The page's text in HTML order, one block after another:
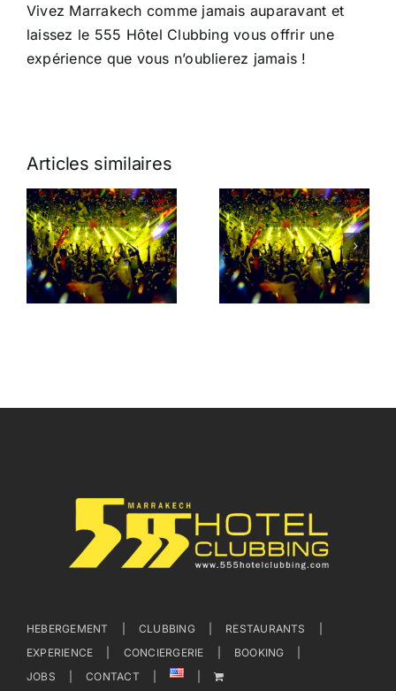
Vivez Marrakech comme jamais auparavant et
laissez le 555 Hôtel Clubbing vous offrir une
expérience que vous n’oublierez jamais !
Articles similaires
Hôtel à
Marrakech
avec
Nightclub :
Vivez des
Soirées
Inoubliables
Nightlife et
Luxe :
Explorez le
555 Hôtel
Clubbing
HEBERGEMENT CLUBBING
RESTAURANTS
EXPERIENCE
CONCIERGERIE
BOOKING
JOBS
CONTACT